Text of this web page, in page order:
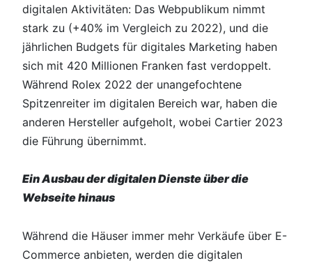
digitalen Aktivitäten: Das Webpublikum nimmt
stark zu (+40% im Vergleich zu 2022), und die
jährlichen Budgets für digitales Marketing haben
sich mit 420 Millionen Franken fast verdoppelt.
Während Rolex 2022 der unangefochtene
Spitzenreiter im digitalen Bereich war, haben die
anderen Hersteller aufgeholt, wobei Cartier 2023
die Führung übernimmt.
Ein Ausbau der digitalen Dienste über die
Webseite hinaus
Während die Häuser immer mehr Verkäufe über E-
Commerce anbieten, werden die digitalen